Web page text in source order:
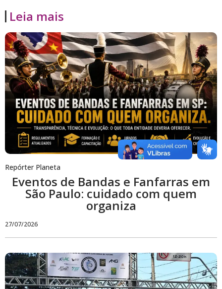
Leia mais
Repórter Planeta
Eventos de Bandas e Fanfarras em
São Paulo: cuidado com quem
organiza
27/07/2026